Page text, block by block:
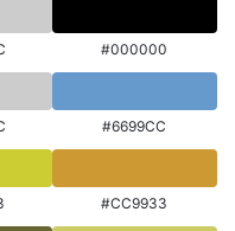
#000000
#6699CC
#CC9933